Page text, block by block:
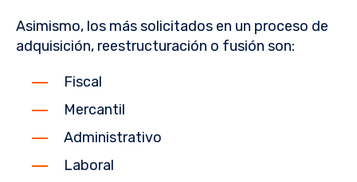
Asimismo, los más solicitados en un proceso de
adquisición, reestructuración o fusión son:
Fiscal
Mercantil
Administrativo
Laboral